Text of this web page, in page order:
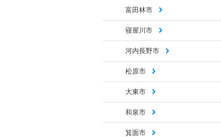
富田林市
寝屋川市
河内長野市
松原市
大東市
和泉市
箕面市